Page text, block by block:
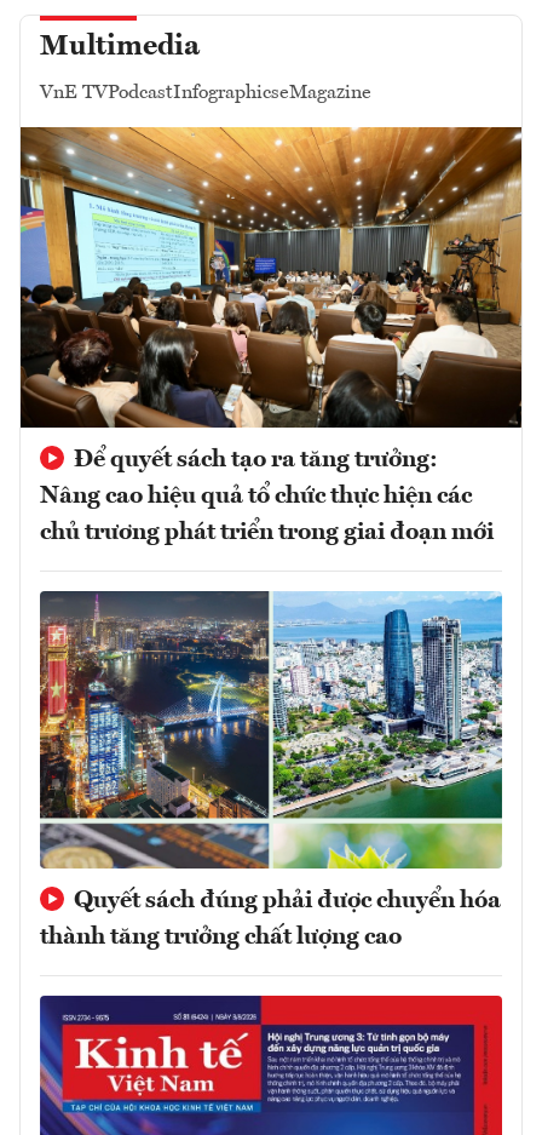
Multimedia
VnE TVPodcastInfographicseMagazine
Để quyết sách tạo ra tăng trưởng:
Nâng cao hiệu quả tổ chức thực hiện các
chủ trương phát triển trong giai đoạn mới
Quyết sách đúng phải được chuyển hóa
thành tăng trưởng chất lượng cao